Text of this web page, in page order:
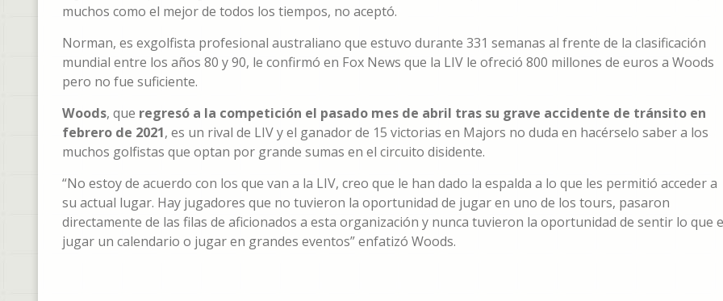
muchos como el mejor de todos los tiempos, no aceptó.
Norman, es exgolfista profesional australiano que estuvo durante 331 semanas al frente de la clasificación
mundial entre los años 80 y 90, le confirmó en Fox News que la LIV le ofreció 800 millones de euros a Woods
pero no fue suficiente.
Woods, que regresó a la competición el pasado mes de abril tras su grave accidente de tránsito en
febrero de 2021, es un rival de LIV y el ganador de 15 victorias en Majors no duda en hacérselo saber a los
muchos golfistas que optan por grande sumas en el circuito disidente.
“No estoy de acuerdo con los que van a la LIV, creo que le han dado la espalda a lo que les permitió acceder a
su actual lugar. Hay jugadores que no tuvieron la oportunidad de jugar en uno de los tours, pasaron
directamente de las filas de aficionados a esta organización y nunca tuvieron la oportunidad de sentir lo que
jugar un calendario o jugar en grandes eventos” enfatizó Woods.